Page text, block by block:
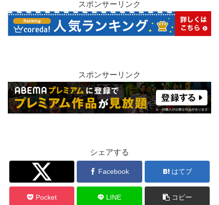
スポンサーリンク
スポンサーリンク
シェアする
Twitter Facebook はてブ
Pocket LINE コピー